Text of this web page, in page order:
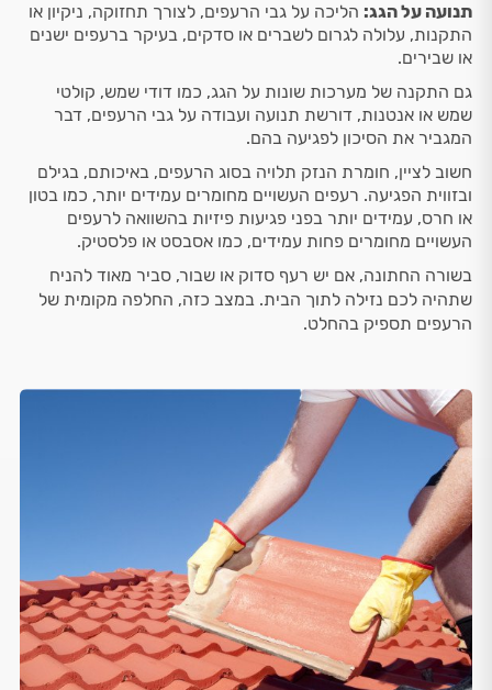
תנועה על הגג: הליכה על גבי הרעפים, לצורך תחזוקה, ניקיון או
התקנות, עלולה לגרום לשברים או סדקים, בעיקר ברעפים ישנים
או שבירים.
גם התקנה של מערכות שונות על הגג, כמו דודי שמש, קולטי
שמש או אנטנות, דורשת תנועה ועבודה על גבי הרעפים, דבר
המגביר את הסיכון לפגיעה בהם.
חשוב לציין, חומרת הנזק תלויה בסוג הרעפים, באיכותם, בגילם
ובזווית הפגיעה. רעפים העשויים מחומרים עמידים יותר, כמו בטון
או חרס, עמידים יותר בפני פגיעות פיזיות בהשוואה לרעפים
העשויים מחומרים פחות עמידים, כמו אסבסט או פלסטיק.
בשורה החתונה, אם יש רעף סדוק או שבור, סביר מאוד להניח
שתהיה לכם נזילה לתוך הבית. במצב כזה, החלפה מקומית של
הרעפים תספיק בהחלט.